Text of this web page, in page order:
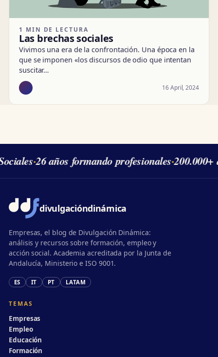
1 MIN DE LECTURA
Las brechas sociales
Vivimos una era de la confrontación. Una época en la
que se imponen «los discursos de odio que intentan
suscitar…
16 April, 2024
·26 años formando profesionales·200.000+
divulgacióndinámica
Empresas, el blog de Divulgación Dinámica:
análisis y recursos sobre formación, empleo y
acción social. Academia acreditada por la Junta de
Andalucía, Ministerio e ISO 9001.
ES IT PT LATAM
TEMAS
Empresas
Empleo
Educación
Formación